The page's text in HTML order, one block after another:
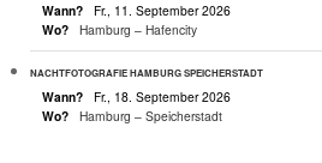
Wann?
Fr., 11. September 2026
Wo?
Hamburg – Hafencity
NACHTFOTOGRAFIE HAMBURG SPEICHERSTADT
Wann?
Fr., 18. September 2026
Wo?
Hamburg – Speicherstadt